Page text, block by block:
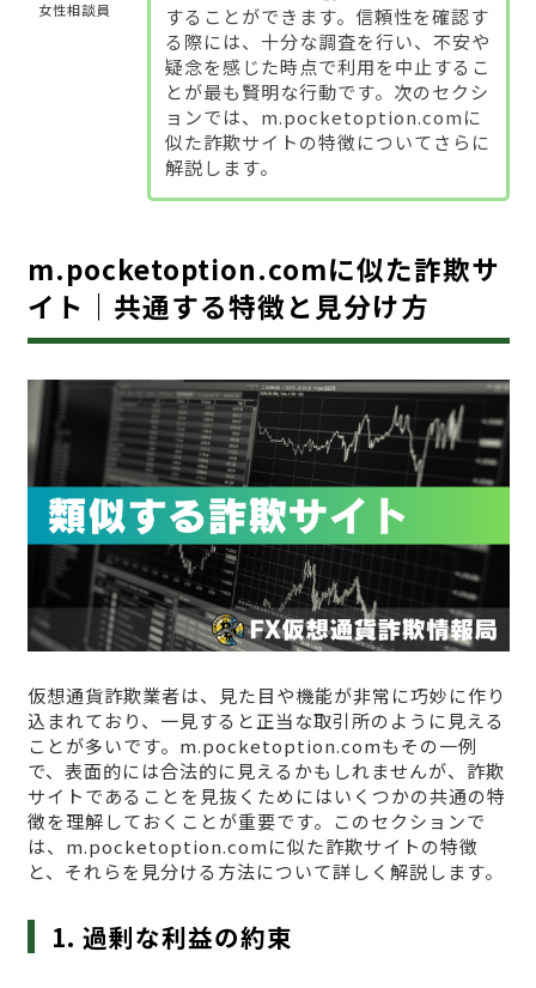
女性相談員
することができます。信頼性を確認す
る際には、十分な調査を行い、不安や
疑念を感じた時点で利用を中止するこ
とが最も賢明な行動です。次のセクシ
ョンでは、m.pocketoption.comに
似た詐欺サイトの特徴についてさらに
解説します。
m.pocketoption.comに似た詐欺サ
イト｜共通する特徴と見分け方
仮想通貨詐欺業者は、見た目や機能が非常に巧妙に作り
込まれており、一見すると正当な取引所のように見える
ことが多いです。m.pocketoption.comもその一例
で、表面的には合法的に見えるかもしれませんが、詐欺
サイトであることを見抜くためにはいくつかの共通の特
徴を理解しておくことが重要です。このセクションで
は、m.pocketoption.comに似た詐欺サイトの特徴
と、それらを見分ける方法について詳しく解説します。
1. 過剰な利益の約束